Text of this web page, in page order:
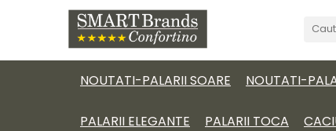
NOUTATI-PALARII SOARE NOUTATI-
PALARII ELEGANTE PALARII TOCA